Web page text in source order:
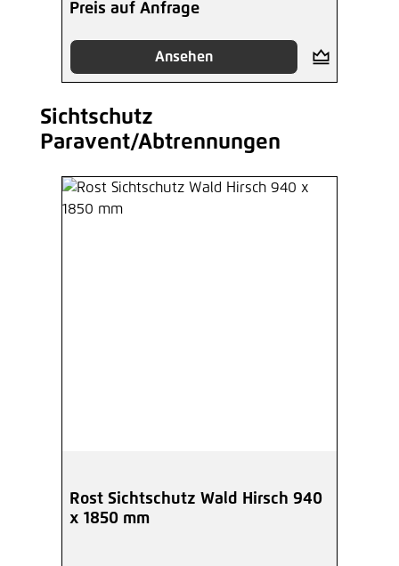
Preis auf Anfrage
Ansehen
Produktgalerie überspringen
Sichtschutz
Paravent/Abtrennungen
Rost Sichtschutz Wald Hirsch 940
x 1850 mm